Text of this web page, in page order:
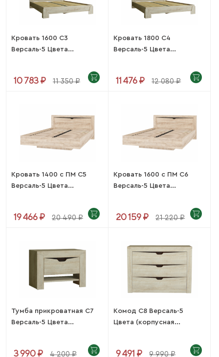
Кровать 1600 С3
Версаль-5 Цвета...
10 783 ₽ 11 350 ₽
Кровать 1800 С4
Версаль-5 Цвета...
11 476 ₽ 12 080 ₽
Кровать 1400 с ПМ С5
Версаль-5 Цвета...
19 466 ₽ 20 490 ₽
Кровать 1600 с ПМ С6
Версаль-5 Цвета...
20 159 ₽ 21 220 ₽
Тумба прикроватная С7
Версаль-5 Цвета...
3 990 ₽ 4 200 ₽
Комод С8 Версаль-5
Цвета (корпусная...
9 491 ₽ 9 990 ₽